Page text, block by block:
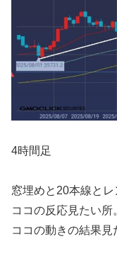
4時間足
窓埋めと20本線とレ
ココの反応見たい
ココの動きの結果見